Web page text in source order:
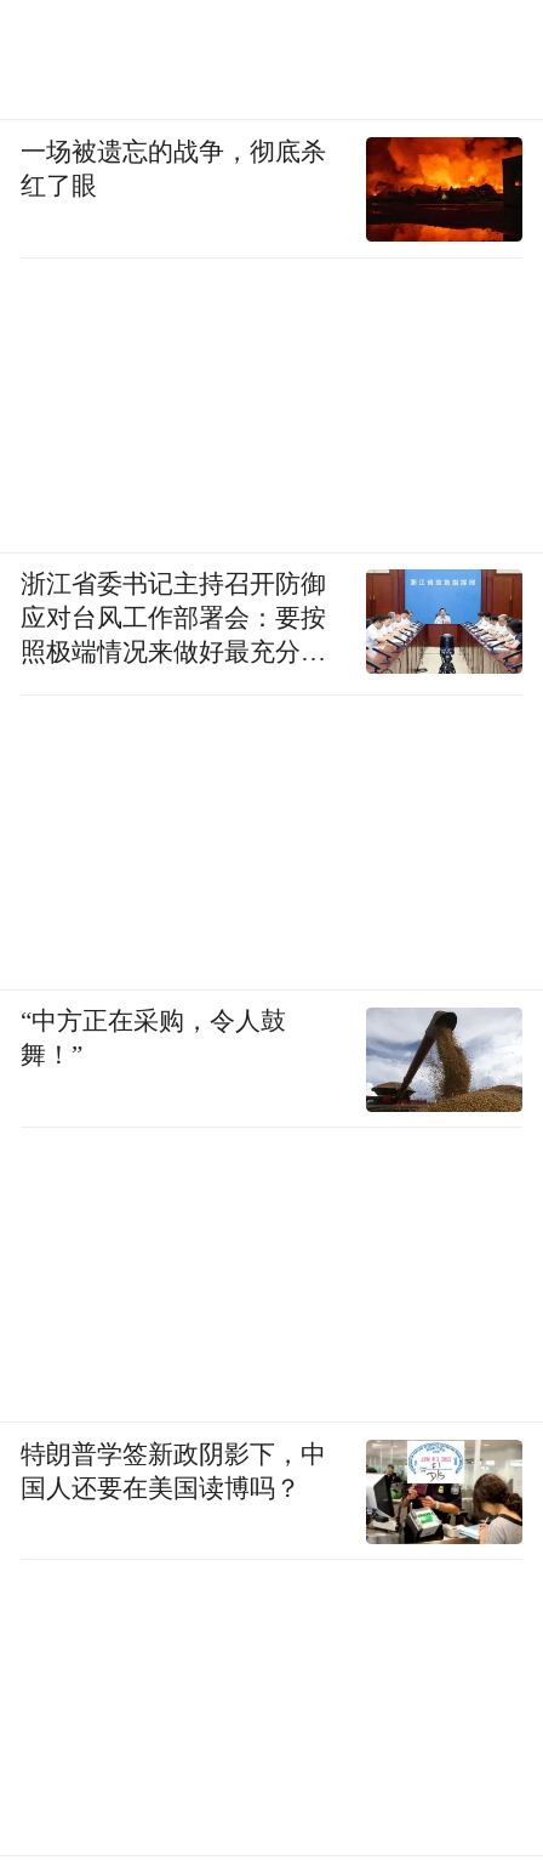
一场被遗忘的战争，彻底杀
红了眼
浙江省委书记主持召开防御
应对台风工作部署会：要按
照极端情况来做好最充分的
“中方正在采购，令人鼓
舞！”
特朗普学签新政阴影下，中
国人还要在美国读博吗？